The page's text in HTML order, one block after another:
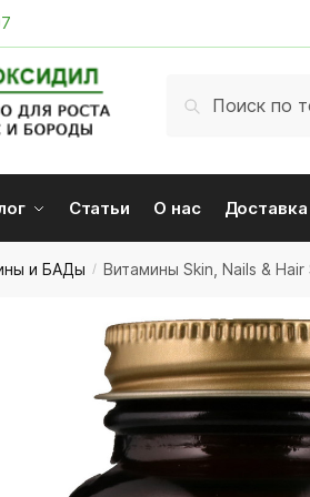
Поиск
Статьи О нас Доставка
и БАДы / Витамины Skin, Nails &